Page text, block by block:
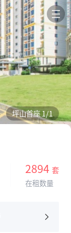
坪山首座1/1
2894 套
在租数量